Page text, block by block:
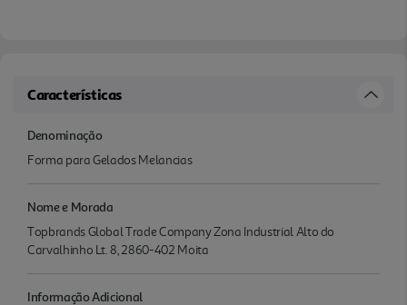
Características
Denominação
Forma para Gelados Melancias
Nome e Morada
Topbrands Global Trade Company Zona Industrial Alto do
Carvalhinho Lt. 8, 2860-402 Moita
Informação Adicional